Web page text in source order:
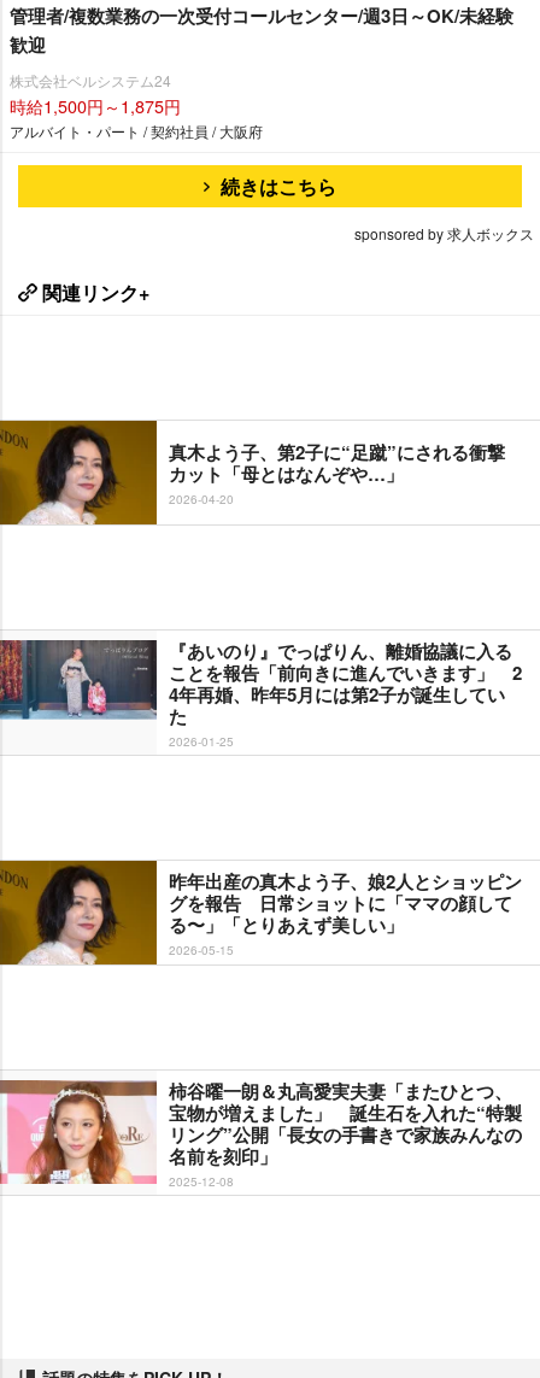
管理者/複数業務の一次受付コールセンター/週3日～OK/未経験
歓迎
株式会社ベルシステム24
時給1,500円～1,875円
アルバイト・パート / 契約社員 / 大阪府
続きはこちら
sponsored by 求人ボックス
関連リンク+
真木よう子、第2子に“足蹴”にされる衝撃
カット「母とはなんぞや…」
2026-04-20
『あいのり』でっぱりん、離婚協議に入る
ことを報告「前向きに進んでいきます」 2
4年再婚、昨年5月には第2子が誕生してい
た
2026-01-25
昨年出産の真木よう子、娘2人とショッピン
グを報告 日常ショットに「ママの顔して
る〜」「とりあえず美しい」
2026-05-15
柿谷曜一朗＆丸高愛実夫妻「またひとつ、
宝物が増えました」 誕生石を入れた“特製
リング”公開「長女の手書きで家族みんなの
名前を刻印」
2025-12-08